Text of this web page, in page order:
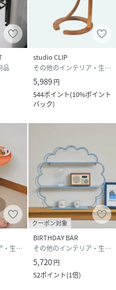
品
studio CLIP
その他のインテリア・生活雑貨
5,989円
544ポイント(10%ポイント
バック)
その他のインテリア・生活雑貨
クーポン対象
BIRTHDAY BAR
その他のインテリア・生活雑貨
5,720円
52ポイント(1倍)